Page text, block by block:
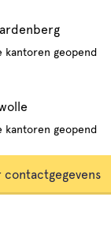
kantoren geopend
kantoren geopend
contactgegevens